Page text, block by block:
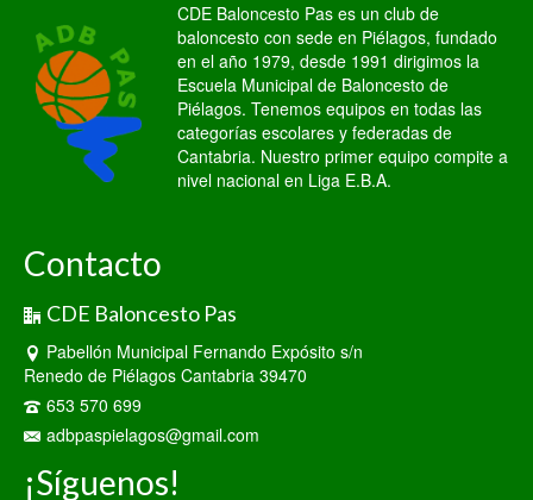
CDE Baloncesto Pas es un club de
baloncesto con sede en Piélagos, fundado
en el año 1979, desde 1991 dirigimos la
Escuela Municipal de Baloncesto de
Piélagos. Tenemos equipos en todas las
categorías escolares y federadas de
Cantabria. Nuestro primer equipo compite a
nivel nacional en Liga E.B.A.
Contacto
CDE Baloncesto Pas
Pabellón Municipal Fernando Expósito s/n
Renedo de Piélagos Cantabria 39470
653 570 699
adbpaspielagos@gmail.com
¡Síguenos!